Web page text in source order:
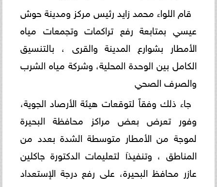
قام اللواء محمد زايد رئيس مركز ومدينة حوش
عيسي بمتابعة رفع تراكمات وتجمعات مياه
الأمطار بشوارع المدينة والقرى ، بالتنسيق
الكامل بين الوحدة المحلية، وشركة مياه الشرب
والصرف الصحي
جاء ذلك وفقاً لتوقعات هيئة الأرصاد الجوية،
وفور تعرض بعض مراكز محافظة البحيرة
لموجة من الأمطار متوسطة الشدة بعدد من
المناطق ، وتنفيذآ لتعليمات الدكتورة جاكلين
عازر محافظ البحيرة، على رفع درجة الإستعداد